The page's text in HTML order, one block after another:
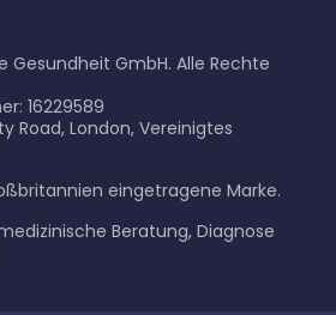
Gesundheit GmbH. Alle Rechte
16229589
Road, London, Vereinigtes
eingetragene Marke.
Beratung, Diagnose